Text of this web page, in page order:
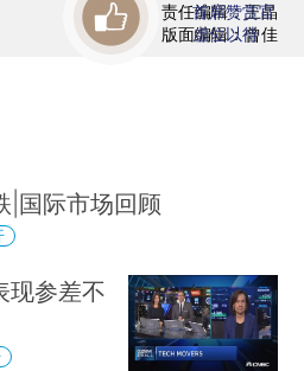
责任编辑：王晶
版面编辑：曾佳
首席赞赏官
虚位以待
|国际市场回顾
现参差不